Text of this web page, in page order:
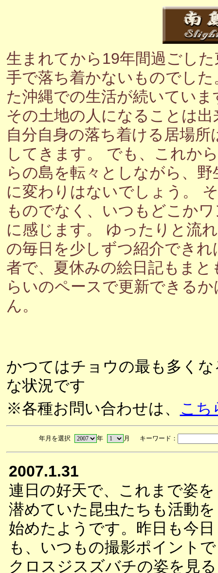
生まれてから19年間過ごし
手で落ち着かないものでし
た沖縄での生活が続いてい
その土地の人になることは
自分自身の落ち着ける居場
してきます。 でも、これか
らの島を転々としながら、
に変わりはないでしょう。
ものでなく、いつもどこか
に感じます。 ゆったりと流
の毎日を少しずつ紹介でき
者で、夏休みの絵日記もま
らいのペースで更新できる
ん。
かつてはチョウの最も多く
な状況です
※各種お問い合わせは、 こち
年月を選択 年 月 キーワード：
2007.1.31
連日の好天で、これまで姿を
潜めていた昆虫たちも活動を
始めたようです。昨日も今日
も、いつもの撮影ポイントで
クロスジスズバチの姿を見る